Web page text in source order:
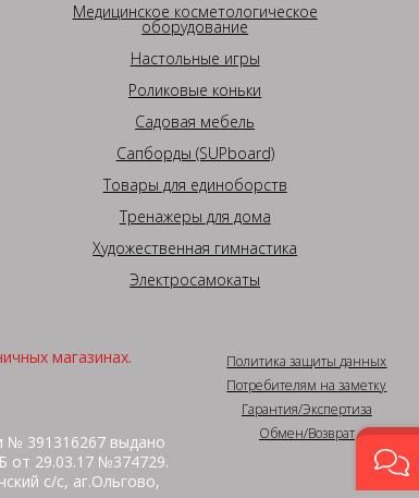
Медицинское косметологическое
оборудование
Настольные игры
Роликовые коньки
Садовая мебель
Сапборды (SUPboard)
Товары для единоборств
Тренажеры для дома
Художественная гимнастика
Электросамокаты
магазинах.
№ 391316267 выдано
от 29.03.17 №374729.
с/с, аг.Ольгово,
Политика защиты данных
Потребителям на заметку
Гарантия/Экспертиза
Обмен/Возврат